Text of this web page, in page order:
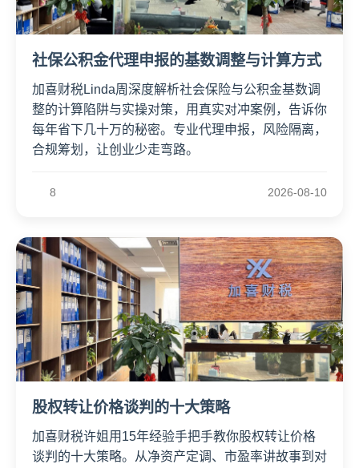
社保公积金代理申报的基数调整与计算方式
加喜财税Linda周深度解析社会保险与公积金基数调
整的计算陷阱与实操对策，用真实对冲案例，告诉你
每年省下几十万的秘密。专业代理申报，风险隔离，
合规筹划，让创业少走弯路。
8 2026-08-10
股权转让价格谈判的十大策略
加喜财税许姐用15年经验手把手教你股权转让价格
谈判的十大策略。从净资产定调、市盈率讲故事到对